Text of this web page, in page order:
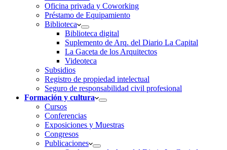
Oficina privada y Coworking
Préstamo de Equipamiento
Biblioteca
Biblioteca digital
Suplemento de Arq. del Diario La Capital
La Gaceta de los Arquitectos
Videoteca
Subsidios
Registro de propiedad intelectual
Seguro de responsabilidad civil profesional
Formación y cultura
Cursos
Conferencias
Exposiciones y Muestras
Congresos
Publicaciones